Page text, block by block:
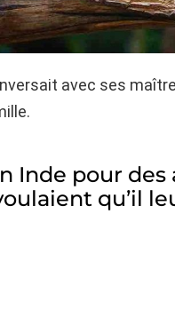
avec ses
Inde pour des
qu’il